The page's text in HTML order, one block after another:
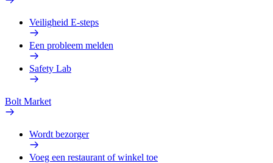
Veiligheid E-steps
Een probleem melden
Safety Lab
Bolt Market
Wordt bezorger
Voeg een restaurant of winkel toe